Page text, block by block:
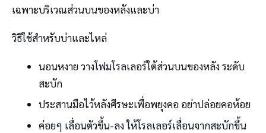
เฉพาะบริเวณส่วนบนของหลังและบ่า
วิธีใช้สำหรับบ่าและไหล่
นอนหงาย วางโฟมโรลเลอร์ใต้ส่วนบนของหลัง ระดับ
สะบัก
ประสานมือไว้หลังศีรษะเพื่อพยุงคอ อย่าปล่อยคอห้อย
ค่อยๆ เลื่อนตัวขึ้น-ลง ให้โรลเลอร์เลื่อนจากสะบักขึ้น